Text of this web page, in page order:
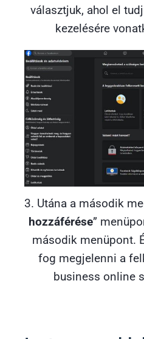
választjuk, ahol el
kezelésére
3. Utána a második
hozzáférése”
második menüpont.
fog megjelenni a
business online